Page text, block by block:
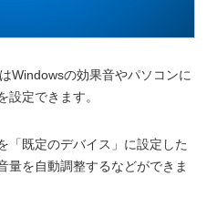
Windowsの効果音やパソコンに
設定できます。
「既定のデバイス」に設定した
量を自動調整するなどができま